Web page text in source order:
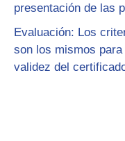
presentación de las
Evaluación: Los
son los mismos
validez del